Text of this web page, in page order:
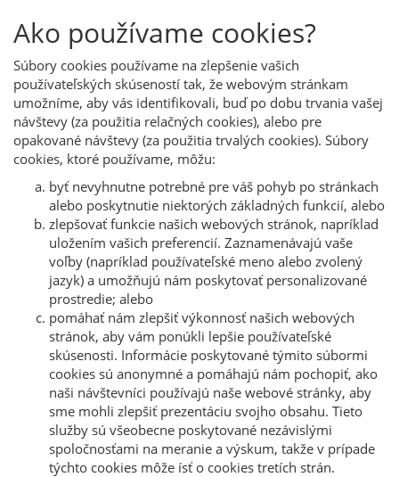
Ako používame cookies?
Súbory cookies používame na zlepšenie vašich
používateľských skúseností tak, že webovým stránkam
umožníme, aby vás identifikovali, buď po dobu trvania vašej
návštevy (za použitia relačných cookies), alebo pre
opakované návštevy (za použitia trvalých cookies). Súbory
cookies, ktoré používame, môžu:
byť nevyhnutne potrebné pre váš pohyb po stránkach
alebo poskytnutie niektorých základných funkcií, alebo
zlepšovať funkcie našich webových stránok, napríklad
uložením vašich preferencií. Zaznamenávajú vaše
voľby (napríklad používateľské meno alebo zvolený
jazyk) a umožňujú nám poskytovať personalizované
prostredie; alebo
pomáhať nám zlepšiť výkonnosť našich webových
stránok, aby vám ponúkli lepšie používateľské
skúsenosti. Informácie poskytované týmito súbormi
cookies sú anonymné a pomáhajú nám pochopiť, ako
naši návštevníci používajú naše webové stránky, aby
sme mohli zlepšiť prezentáciu svojho obsahu. Tieto
služby sú všeobecne poskytované nezávislými
spoločnosťami na meranie a výskum, takže v prípade
týchto cookies môže ísť o cookies tretích strán.